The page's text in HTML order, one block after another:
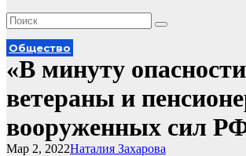
Общество
«В минуту
ветераны и
вооруженных сил
Наталия Захарова
Мар 2, 2022